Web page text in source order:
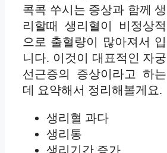
콕콕 쑤시는 증상과 함께 생
리할때 생리혈이 비정상적
으로 출혈량이 많아져서 입
니다. 이것이 대표적인 자궁
선근증의 증상이라고 하는
데 요약해서 정리해볼게요.
생리혈 과다
생리통
생리기간 증가